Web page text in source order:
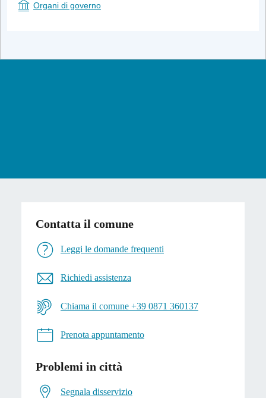
Organi di governo
Contatta il comune
Leggi le domande frequenti
Richiedi assistenza
Chiama il comune +39 0871 360137
Prenota appuntamento
Problemi in città
Segnala disservizio